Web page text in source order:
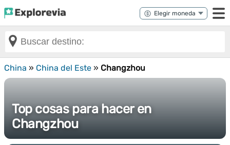
China » China del Este » Changzhou
Top cosas para hacer en
Changzhou